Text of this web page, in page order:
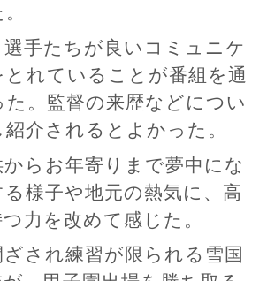
手たちが良いコミュニケ
とれていることが番組を通
た。監督の来歴などについ
介されるとよかった。
らお年寄りまで夢中にな
る様子や地元の熱気に、高
力を改めて感じた。
され練習が限られる雪国